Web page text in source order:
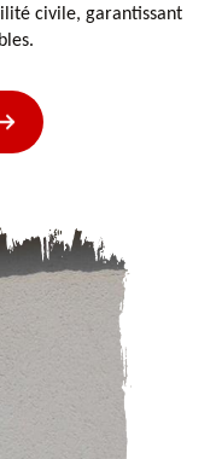
civile, garantissant